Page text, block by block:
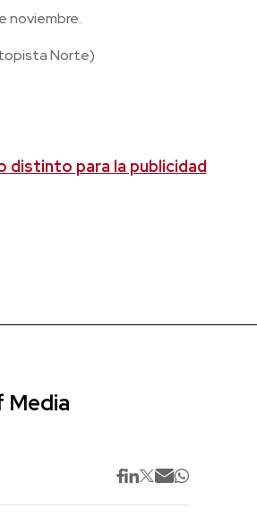
noviembre.
Norte)
distinto para la publicidad
Media